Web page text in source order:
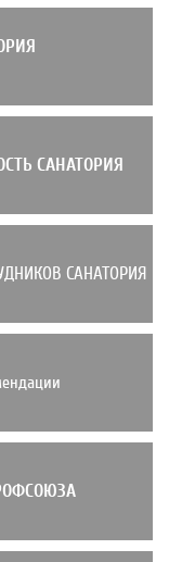
САНАТОРИЯ
САНАТОРИЯ